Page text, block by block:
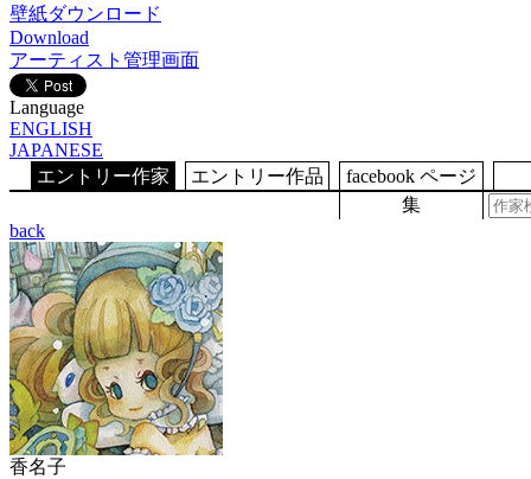
壁紙ダウンロード
Download
アーティスト管理画面
Language
ENGLISH
JAPANESE
エントリー作家
エントリー作品
facebook ページ
集
back
香名子